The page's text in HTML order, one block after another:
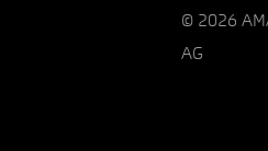
© 2026
AG